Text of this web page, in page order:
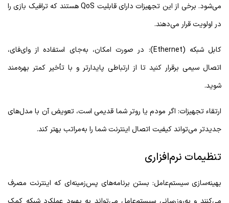
می‌شود. برخی از این تجهیزات دارای قابلیت QoS هستند که ترافیک بازی را
در اولویت قرار می‌دهند.
کابل شبکه (Ethernet): در صورت امکان، به‌جای استفاده از وای‌فای،
اتصال سیمی برقرار کنید تا از ارتباطی پایدارتر و با تأخیر کمتر بهره‌مند
شوید.
ارتقاء تجهیزات: اگر مودم یا روتر شما قدیمی است، تعویض آن با مدل‌های
جدیدتر می‌تواند کیفیت اتصال اینترنت شما را به‌مراتب بهتر کند.
تنظیمات نرم‌افزاری
بهینه‌سازی سیستم‌عامل: بستن برنامه‌های پس‌زمینه‌ای که اینترنت مصرف